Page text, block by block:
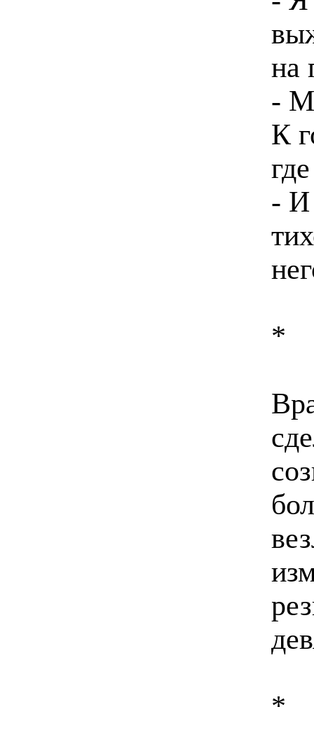
на
-
К
- И
*
*